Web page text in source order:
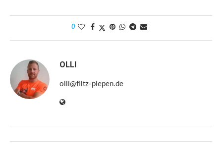
0
OLLI
olli@flitz-piepen.de